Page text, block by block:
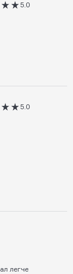
5.0
5.0
легче